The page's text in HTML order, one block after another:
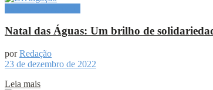
Natal das Águas: Um brilho de
por Redação
23 de dezembro de 2022
Leia mais